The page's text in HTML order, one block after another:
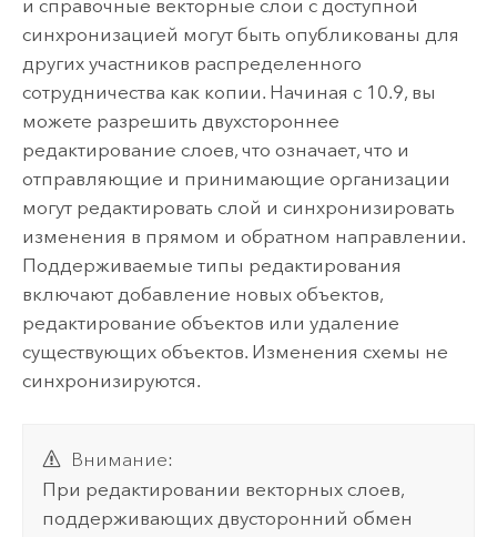
и справочные векторные слои с доступной
синхронизацией могут быть опубликованы для
других участников распределенного
сотрудничества как копии. Начиная с 10.9, вы
можете разрешить двухстороннее
редактирование слоев, что означает, что и
отправляющие и принимающие организации
могут редактировать слой и синхронизировать
изменения в прямом и обратном направлении.
Поддерживаемые типы редактирования
включают добавление новых объектов,
редактирование объектов или удаление
существующих объектов. Изменения схемы не
синхронизируются.
Внимание:
При редактировании векторных слоев,
поддерживающих двусторонний обмен